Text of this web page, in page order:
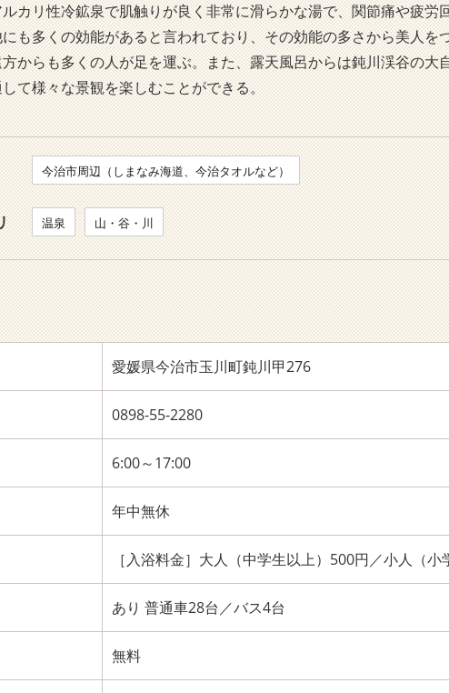
カリ性冷鉱泉で肌触りが良く非常に滑らかな湯で、関節痛や疲労
も多くの効能があると言われており、その効能の多さから美人を
からも多くの人が足を運ぶ。また、露天風呂からは鈍川渓谷の大
て様々な景観を楽しむことができる。
今治市周辺（しまなみ海道、今治タオルなど）
温泉 山・谷・川
愛媛県今治市玉川町鈍川甲276
0898-55-2280
6:00～17:00
年中無休
［入浴料金］大人（中学生以上）500円／小人（
あり 普通車28台／バス4台
無料